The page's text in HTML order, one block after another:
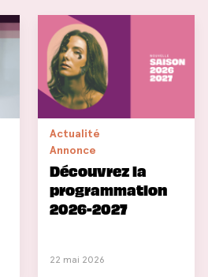
Actualité
Annonce
Découvrez la
programmation
2026-2027
22 mai 2026